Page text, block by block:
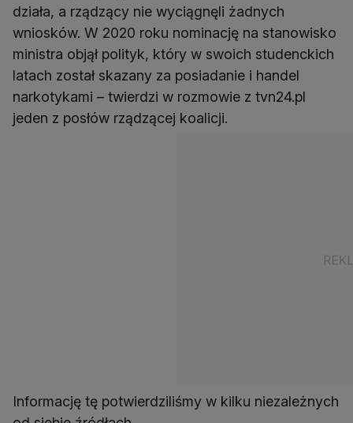
działa, a rządzący nie wyciągnęli żadnych
wniosków. W 2020 roku nominację na stanowisko
ministra objął polityk, który w swoich studenckich
latach został skazany za posiadanie i handel
narkotykami – twierdzi w rozmowie z tvn24.pl
jeden z posłów rządzącej koalicji.
Informację tę potwierdziliśmy w kilku niezależnych